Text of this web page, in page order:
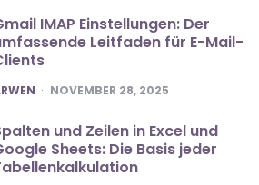
IMAP Einstellungen: Der
Leitfaden für E-Mail-
NOVEMBER 28, 2025
und Zeilen in Excel und
Sheets: Die Basis jeder